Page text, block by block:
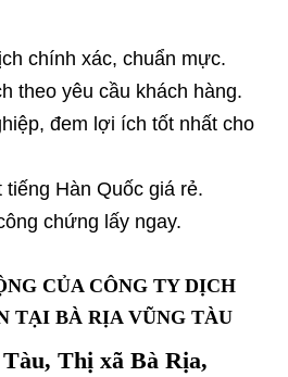
chính xác, chuẩn mực.
theo yêu cầu khách hàng.
đem lợi ích tốt nhất cho
tiếng Hàn Quốc giá rẻ.
chứng lấy ngay.
CỦA CÔNG TY DỊCH
TẠI BÀ RỊA VŨNG TÀU
Thị xã Bà Rịa,